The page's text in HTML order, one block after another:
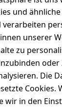
und
verarbeiten
unserer
zu
Die
Cookies.
wir in den
Wir
mit